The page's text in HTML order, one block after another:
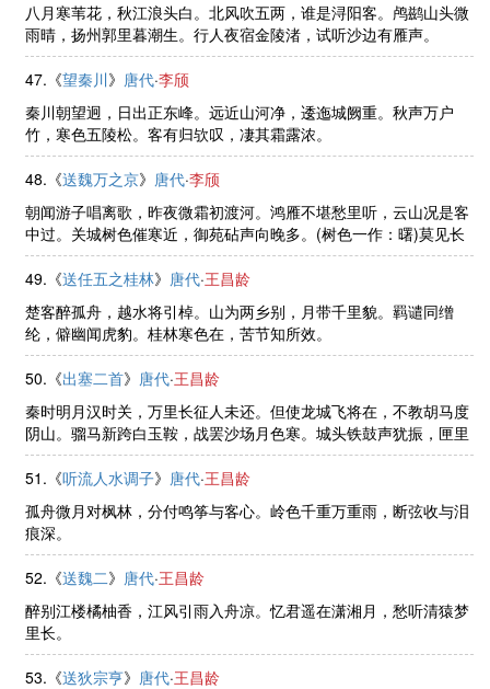
八月寒苇花，秋江浪头白。北风吹五两，谁是浔阳客。鸬鹚山头微
雨晴，扬州郭里暮潮生。行人夜宿金陵渚，试听沙边有雁声。
47.《望秦川》 唐代·李颀
秦川朝望迥，日出正东峰。远近山河净，逶迤城阙重。秋声万户
竹，寒色五陵松。客有归欤叹，凄其霜露浓。
48.《送魏万之京》 唐代·李颀
朝闻游子唱离歌，昨夜微霜初渡河。鸿雁不堪愁里听，云山况是客
中过。关城树色催寒近，御苑砧声向晚多。(树色一作：曙)莫见长
安行乐处，空令岁月易蹉跎。
49.《送任五之桂林》 唐代·王昌龄
楚客醉孤舟，越水将引棹。山为两乡别，月带千里貌。羁谴同缯
纶，僻幽闻虎豹。桂林寒色在，苦节知所效。
50.《出塞二首》 唐代·王昌龄
秦时明月汉时关，万里长征人未还。但使龙城飞将在，不教胡马度
阴山。骝马新跨白玉鞍，战罢沙场月色寒。城头铁鼓声犹振，匣里
金刀血未干。
51.《听流人水调子》 唐代·王昌龄
孤舟微月对枫林，分付鸣筝与客心。岭色千重万重雨，断弦收与泪
痕深。
52.《送魏二》 唐代·王昌龄
醉别江楼橘柚香，江风引雨入舟凉。忆君遥在潇湘月，愁听清猿梦
里长。
53.《送狄宗亨》 唐代·王昌龄